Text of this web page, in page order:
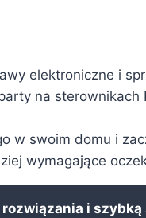
elektroniczne i
na sterownikach
w swoim domu i
wymagające
i